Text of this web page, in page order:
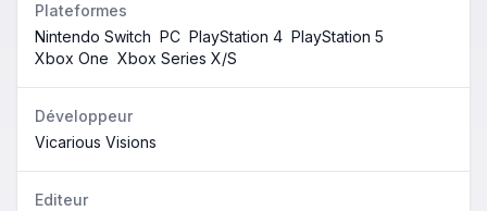
Plateformes
Nintendo Switch PC PlayStation 4 PlayStation 5
Xbox One Xbox Series X/S
Développeur
Vicarious Visions
Editeur